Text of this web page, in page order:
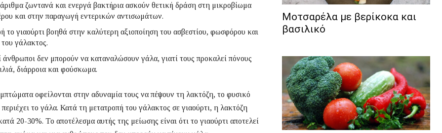
ζωντανά και ενεργά βακτήρια ασκούν θετική δράση στη μικροβίωμα
και στην παραγωγή εντερικών αντισωμάτων.
το γιαούρτι βοηθά στην καλύτερη αξιοποίηση του ασβεστίου, φωσφόρου και
γάλακτος.
άνθρωποι δεν μπορούν να καταναλώσουν γάλα, γιατί τους προκαλεί πόνους
διάρροια και φούσκωμα.
οφείλονται στην αδυναμία τους να πέψουν τη λακτόζη, το φυσικό
το γάλα. Κατά τη μετατροπή του γάλακτος σε γιαούρτι, η λακτόζη
20-30%. Το αποτέλεσμα αυτής της μείωσης είναι ότι το γιαούρτι αποτελεί
Μοτσαρέλα με βερίκοκα και
βασιλικό